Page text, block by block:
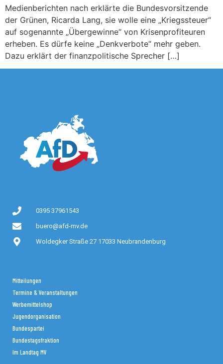
Medienberichten nach erklärte die Bundesvorsitzende
der Grünen, Ricarda Lang, sie wolle eine „Kriegssteuer“
auf sogenannte „Übergewinne“ von Krisenprofiteuren
erheben. Es dürfe keine „Denkverbote“ mehr geben.
Dazu erklärt der finanzpolitische Sprecher […]
0395 37961543
buero@afd-mv.de
Woldegker Straße 27 17033 Neubrandenburg
Mitteilungen
Termine & Veranstaltungen
Werbemittelshop
Jugendorganisation
Bundespartei
Bundestagsfraktion
Im Landtag MV